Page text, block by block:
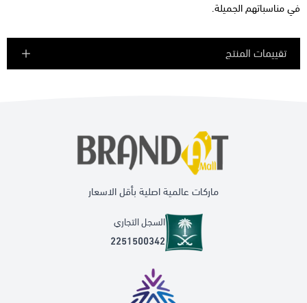
في مناسباتهم الجميلة.
تقييمات المنتج
ماركات عالمية اصلية بأقل الاسعار
السجل التجاري
2251500342